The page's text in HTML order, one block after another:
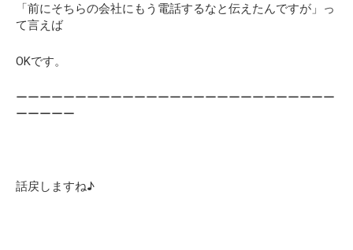
「前にそちらの会社にもう電話するなと伝えたんですが」っ
て言えば
OKです。
ーーーーーーーーーーーーーーーーーーーーーーーーーーー
ーーーーー
話戻しますね♪